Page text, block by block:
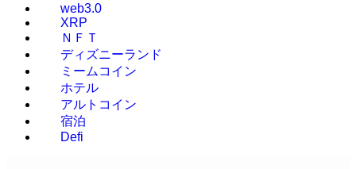
web3.0
XRP
ＮＦＴ
ディズニーランド
ミームコイン
ホテル
アルトコイン
宿泊
Defi